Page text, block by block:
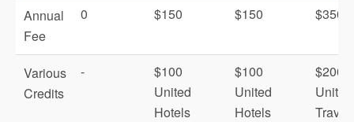
Annual
Fee
0 $150 $150 $350
Various
Credits
-
$100
United
Hotels
$100
United
Hotels
$200
United